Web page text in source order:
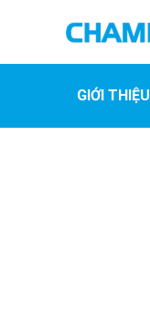
GIỚI THIỆU